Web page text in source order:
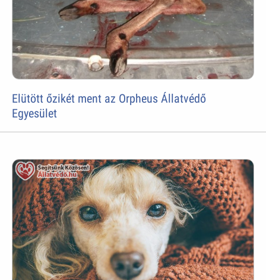
Elütött őzikét ment az Orpheus Állatvédő
Egyesület